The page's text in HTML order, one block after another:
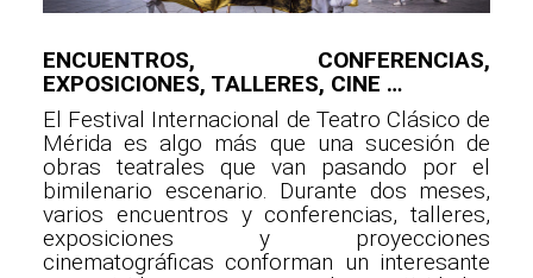
ENCUENTROS, CONFERENCIAS,
EXPOSICIONES, TALLERES, CINE …
El Festival Internacional de Teatro Clásico de
Mérida es algo más que una sucesión de
obras teatrales que van pasando por el
bimilenario escenario. Durante dos meses,
varios encuentros y conferencias, talleres,
exposiciones y proyecciones
cinematográficas conforman un interesante